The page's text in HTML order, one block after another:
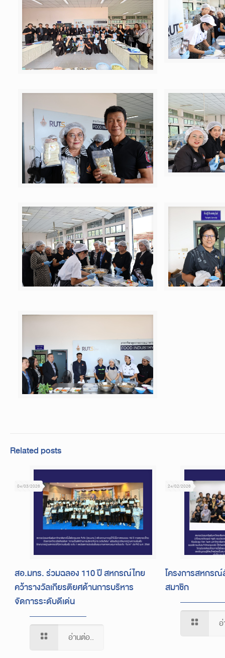
Related posts
04/03/2026
สอ.มทร. ร่วมฉลอง 110 ปี สหกรณ์ไทย
คว้ารางวัลเกียรติยศด้านการบริหาร
จัดการระดับดีเด่น
อ่านต่อ..
24/02/2026
โครงการสหกร
สมาชิก